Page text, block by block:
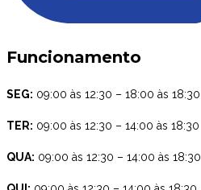
Funcionamento
SEG: 09:00 às 12:30 – 18:00 às 18:30
TER: 09:00 às 12:30 – 14:00 às 18:30
QUA: 09:00 às 12:30 – 14:00 às 18:30